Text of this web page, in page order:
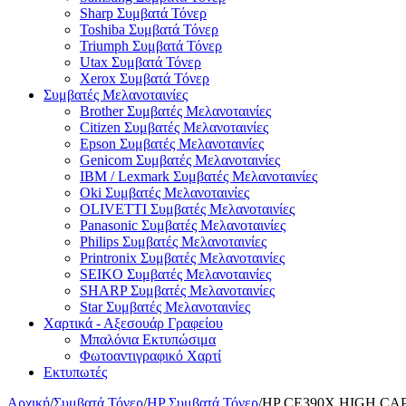
Sharp Συμβατά Τόνερ
Toshiba Συμβατά Τόνερ
Triumph Συμβατά Τόνερ
Utax Συμβατά Τόνερ
Xerox Συμβατά Τόνερ
Συμβατές Μελανοταινίες
Brother Συμβατές Μελανοταινίες
Citizen Συμβατές Μελανοταινίες
Epson Συμβατές Μελανοταινίες
Genicom Συμβατές Μελανοταινίες
IBM / Lexmark Συμβατές Μελανοταινίες
Oki Συμβατές Μελανοταινίες
OLIVETTI Συμβατές Μελανοταινίες
Panasonic Συμβατές Μελανοταινίες
Philips Συμβατές Μελανοταινίες
Printronix Συμβατές Μελανοταινίες
SEIKO Συμβατές Μελανοταινίες
SHARP Συμβατές Μελανοταινίες
Star Συμβατές Μελανοταινίες
Χαρτικά - Αξεσουάρ Γραφείου
Μπαλόνια Εκτυπώσιμα
Φωτοαντιγραφικό Χαρτί
Εκτυπωτές
Αρχική/Συμβατά Τόνερ/HP Συμβατά Τόνερ/HP CE390X HIGH